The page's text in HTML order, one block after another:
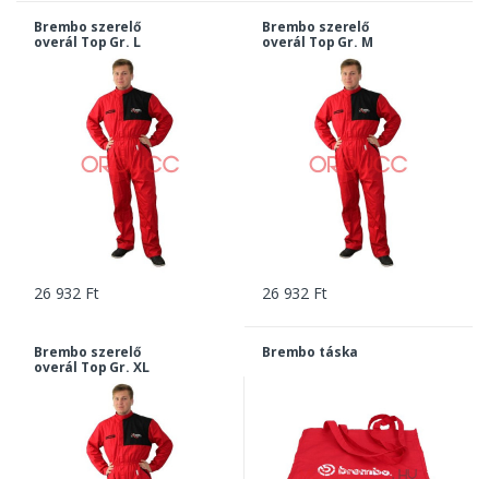
Brembo szerelő
overál Top Gr. L
26 932 Ft
Brembo szerelő
overál Top Gr. M
26 932 Ft
Brembo szerelő
overál Top Gr. XL
Brembo táska